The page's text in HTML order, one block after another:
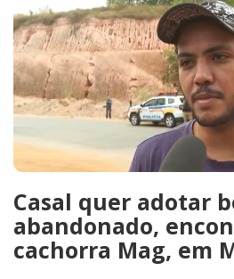
Casal quer adotar
abandonado,
cachorra Mag, em